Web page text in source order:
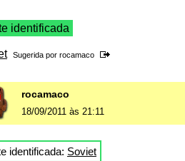
identificada
Sugerida por rocamaco
rocamaco
18/09/2011 às 21:11
identificada: Soviet